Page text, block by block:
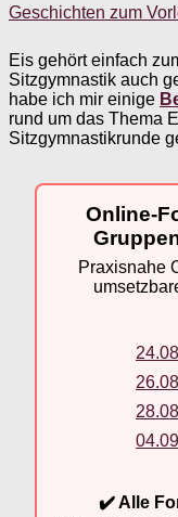
Geschichten zum
Eis gehört einfach
Sitzgymnastik auch
habe ich mir einige
rund um das Thema
Sitzgymnastikrunde
Online-
Praxisnahe
✔️ Alle